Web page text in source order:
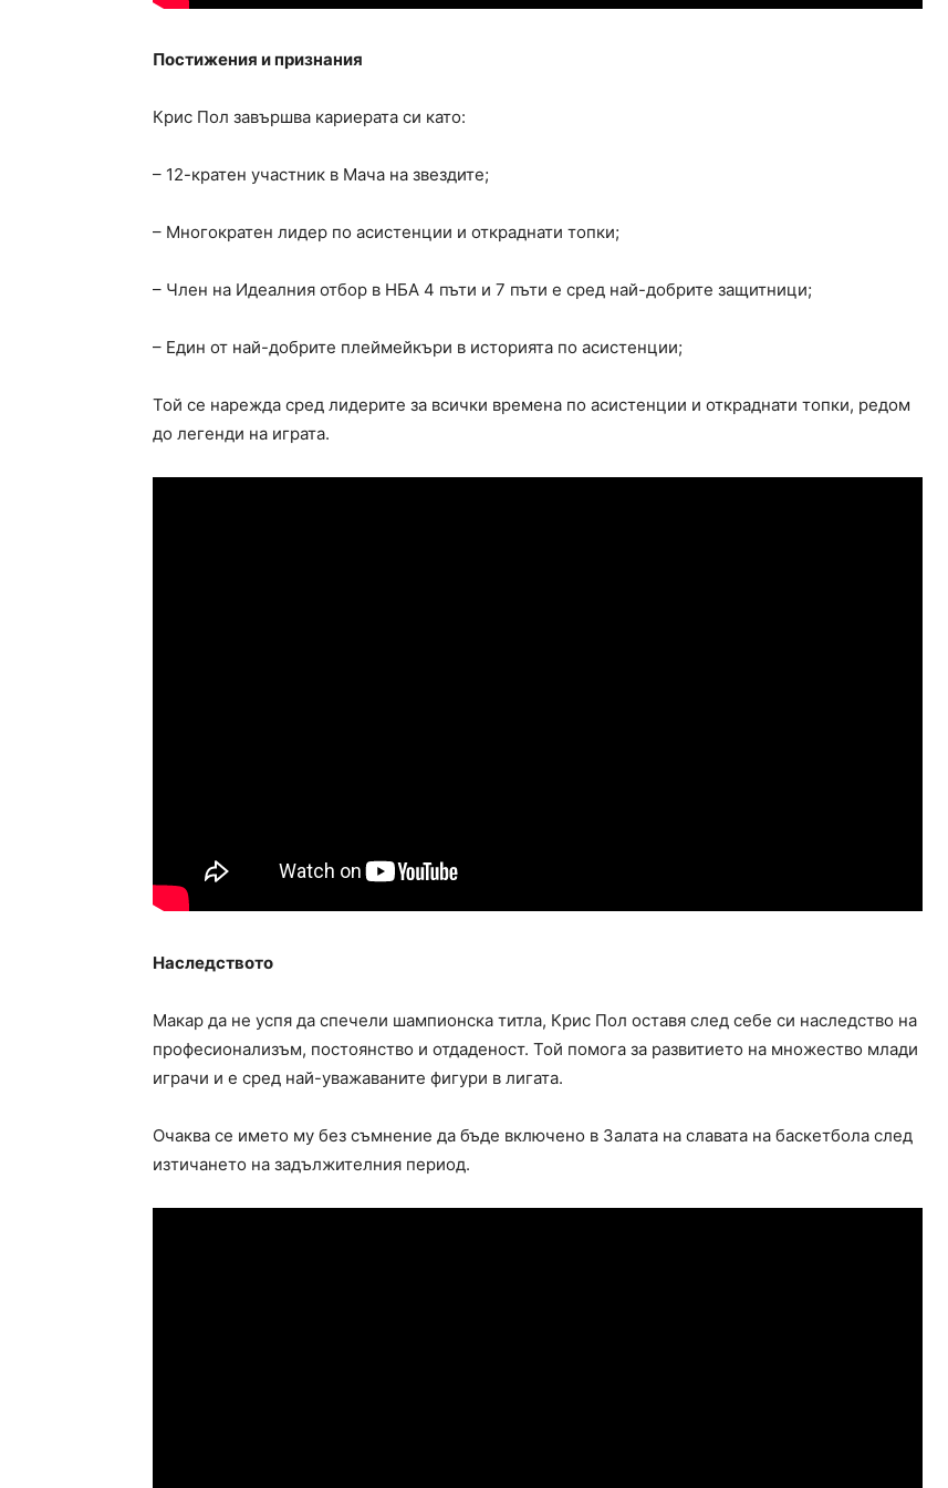
Постижения и признания
Крис Пол завършва кариерата си като:
– 12-кратен участник в Мача на звездите;
– Многократен лидер по асистенции и откраднати топки;
– Член на Идеалния отбор в НБА 4 пъти и 7 пъти е сред най-добрите защитници;
– Един от най-добрите плеймейкъри в историята по асистенции;
Той се нарежда сред лидерите за всички времена по асистенции и откраднати топки, редом
до легенди на играта.
Наследството
Макар да не успя да спечели шампионска титла, Крис Пол оставя след себе си наследство на
професионализъм, постоянство и отдаденост. Той помога за развитието на множество млади
играчи и е сред най-уважаваните фигури в лигата.
Очаква се името му без съмнение да бъде включено в Залата на славата на баскетбола след
изтичането на задължителния период.